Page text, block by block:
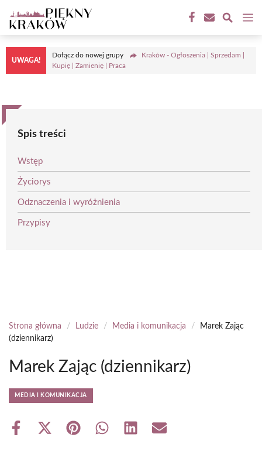
do
treści
UWAGA!
Dołącz do nowej grupy
Kraków - Ogłoszenia | Sprzedam |
Kupię | Zamienię | Praca
Spis treści
Wstęp
Życiorys
Odznaczenia i wyróżnienia
Przypisy
Strona główna / Ludzie / Media i komunikacja /
Marek Zając
(dziennikarz)
Marek Zając (dziennikarz)
MEDIA I KOMUNIKACJA
Share
Share Share Share Share Share